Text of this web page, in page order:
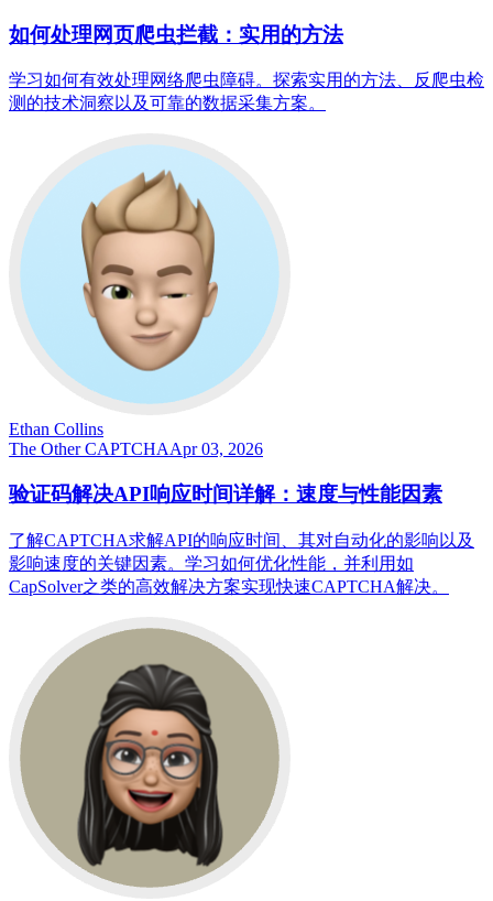
如何处理网页爬虫拦截：实用的方法
学习如何有效处理网络爬虫障碍。探索实用的方法、反爬虫检
测的技术洞察以及可靠的数据采集方案。
Ethan Collins
The Other CAPTCHAApr 03, 2026
验证码解决API响应时间详解：速度与性能因素
了解CAPTCHA求解API的响应时间、其对自动化的影响以及
影响速度的关键因素。学习如何优化性能，并利用如
CapSolver之类的高效解决方案实现快速CAPTCHA解决。